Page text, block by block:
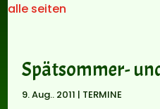
alle seiten
Spätsommer-
9. Aug.. 2011 | TERMINE